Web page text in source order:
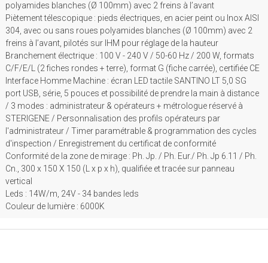
polyamides blanches (Ø 100mm) avec 2 freins à l’avant
Piètement télescopique : pieds électriques, en acier peint ou Inox AISI
304, avec ou sans roues polyamides blanches (Ø 100mm) avec 2
freins à l’avant, pilotés sur IHM pour réglage de la hauteur
Branchement électrique : 100 V - 240 V / 50-60 Hz / 200 W, formats
C/F/E/L (2 fiches rondes + terre), format G (fiche carrée), certifiée CE
Interface Homme Machine : écran LED tactile SANTINO LT 5,0 SG
port USB, série, 5 pouces et possibilité de prendre la main à distance
/ 3 modes : administrateur & opérateurs + métrologue réservé à
STERIGENE / Personnalisation des profils opérateurs par
l'administrateur / Timer paramétrable & programmation des cycles
d'inspection / Enregistrement du certificat de conformité
Conformité de la zone de mirage : Ph. Jp. / Ph. Eur./ Ph. Jp 6.11 / Ph.
Cn., 300 x 150 X 150 (L x p x h), qualifiée et tracée sur panneau
vertical
Leds : 14W/m, 24V - 34 bandes leds
Couleur de lumière : 6000K